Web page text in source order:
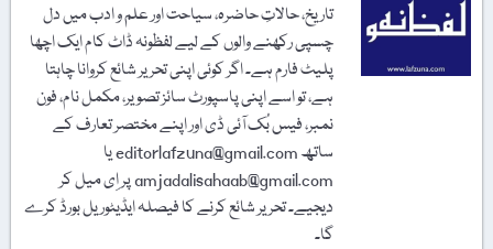
تاریخ، حالاتِ حاضرہ، سیاحت اور علم و ادب میں دل
چسپی رکھنے والوں کے لیے لفظونہ ڈاٹ کام ایک اچھا
پلیٹ فارم ہے۔ اگر کوئی اپنی تحریر شائع کروانا چاہتا
ہے، تو اسے اپنی پاسپورٹ سائز تصویر، مکمل نام، فون
نمبر، فیس بُک آئی ڈی اور اپنے مختصر تعارف کے
ساتھ editorlafzuna@gmail.com یا
amjadalisahaab@gmail.com پر اِی میل کر
دیجیے۔ تحریر شائع کرنے کا فیصلہ ایڈیٹوریل بورڈ کرے
گا۔